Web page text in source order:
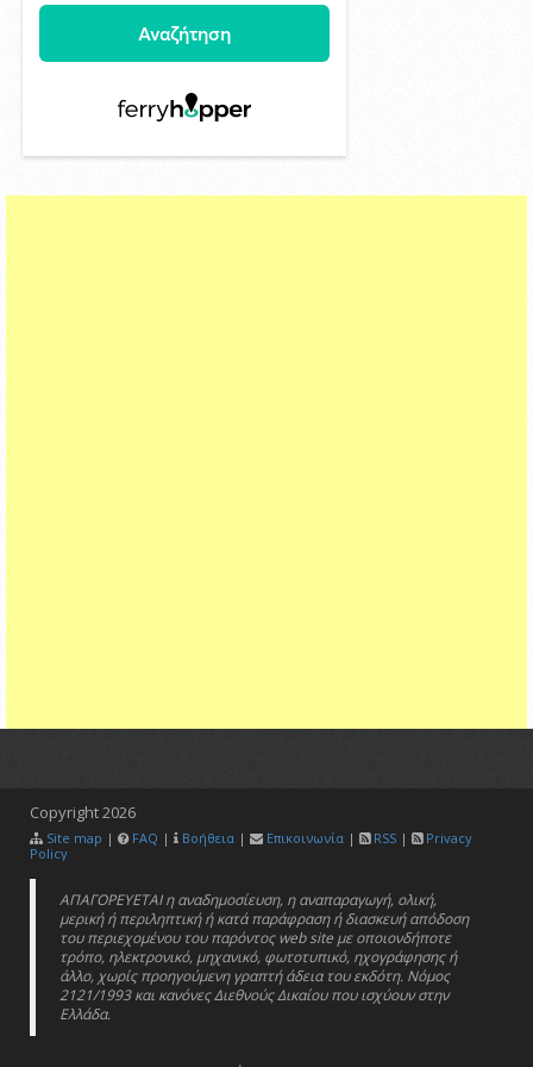
Copyright2026
Site map | FAQ | Βοήθεια | Επικοινωνία | RSS |
Privacy
Policy
ΑΠΑΓΟΡΕΥΕΤΑΙ η αναδημοσίευση, η αναπαραγωγή, ολική,
μερική ή περιληπτική ή κατά παράφραση ή διασκευή απόδοση
του περιεχομένου του παρόντος web site με οποιονδήποτε
τρόπο, ηλεκτρονικό, μηχανικό, φωτοτυπικό, ηχογράφησης ή
άλλο, χωρίς προηγούμενη γραπτή άδεια του εκδότη. Νόμος
2121/1993 και κανόνες Διεθνούς Δικαίου που ισχύουν στην
Ελλάδα.